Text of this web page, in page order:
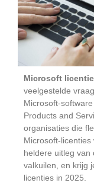
Microsoft
veelgestelde
Microsoft-
Products and
organisaties die
Microsoft-
heldere uitleg van
valkuilen, en krijg
licenties in 2025.